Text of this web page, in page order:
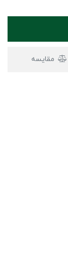
مقایسه